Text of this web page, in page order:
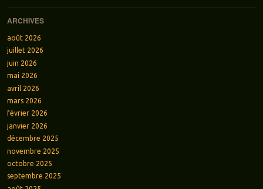
ARCHIVES
août 2026
juillet 2026
juin 2026
mai 2026
avril 2026
mars 2026
février 2026
janvier 2026
décembre 2025
novembre 2025
octobre 2025
septembre 2025